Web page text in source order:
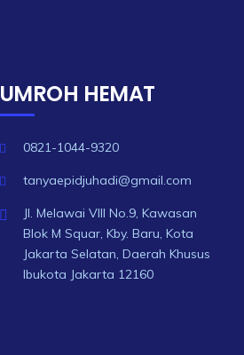
UMROH HEMAT
0821-1044-9320
tanyaepidjuhadi@gmail.com
Jl. Melawai VIII No.9, Kawasan
Blok M Squar, Kby. Baru, Kota
Jakarta Selatan, Daerah Khusus
Ibukota Jakarta 12160